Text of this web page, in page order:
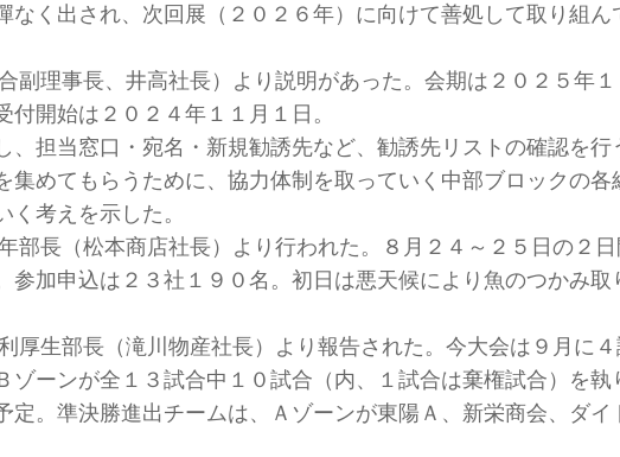
く出され、次回展（２０２６年）に向けて善処して取り組ん
理事長、井高社長）より説明があった。会期は２０２５年
開始は２０２４年１１月１日。
担当窓口・宛名・新規勧誘先など、勧誘先リストの確認を行
めてもらうために、協力体制を取っていく中部ブロックの各
考えを示した。
長（松本商店社長）より行われた。８月２４～２５日の２
加申込は２３社１９０名。初日は悪天候により魚のつかみ
生部長（滝川物産社長）より報告された。今大会は９月に４
ーンが全１３試合中１０試合（内、１試合は棄権試合）を
。準決勝進出チームは、Ａゾーンが東陽Ａ、新栄商会、ダイ